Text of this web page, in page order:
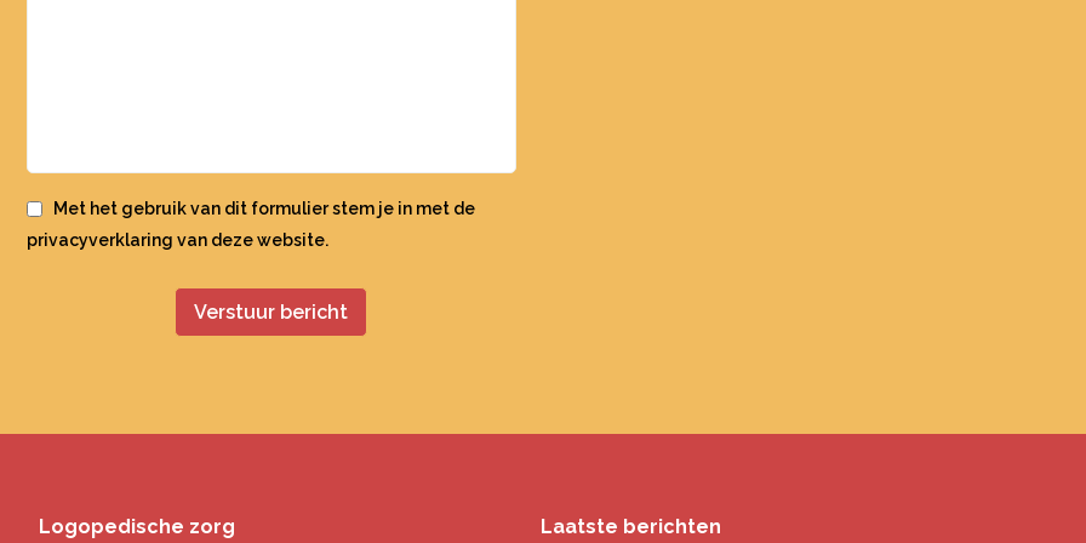
Met het gebruik van dit formulier stem je in met de
privacyverklaring van deze website.
Logopedische zorg Laatste berichten